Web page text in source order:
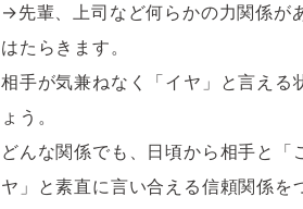
→先輩、上司など何らかの力関係が
はたらきます。
相手が気兼ねなく「イヤ」と言える
ょう。
どんな関係でも、日頃から相手と「
ヤ」と素直に言い合える信頼関係を